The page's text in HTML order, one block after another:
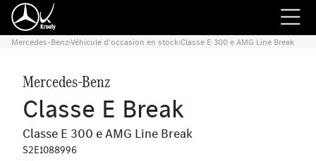
Mercedes-Benz›Véhicule d'occasion en stock›Classe E 300 e AMG Line Break
Mercedes-Benz
Classe E Break
Classe E 300 e AMG Line Break
S2E1088996